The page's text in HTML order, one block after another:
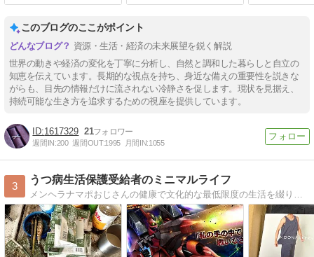
このブログのここがポイント
資源・生活・経済の未来展望を鋭く解説
世界の動きや経済の変化を丁寧に分析し、自然と調和した暮らしと自立の
知恵を伝えています。長期的な視点を持ち、身近な備えの重要性を説きな
がらも、目先の情報だけに流されない冷静さを促します。現状を見据え、
持続可能な生き方を追求するための視座を提供しています。
1617329 21
週間IN:200 週間OUT:1995 月間IN:1055
3
うつ病生活保護受給者のミニマルライフ
メンヘラナマポおじさんの健康で文化的な最低限度の生活を綴ります。SNS: https://lit.link/MenhealerNamapoOjisan